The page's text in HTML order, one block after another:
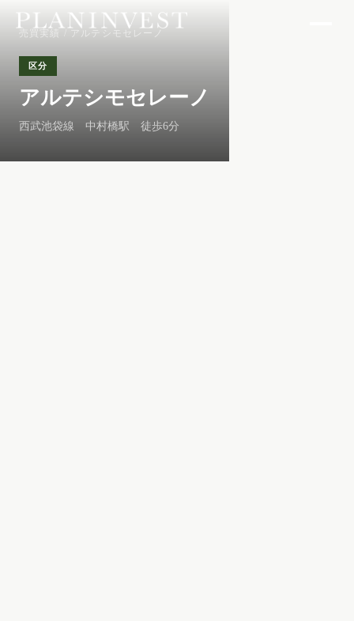
売買実績 / アルテシモセレーノ
区分
アルテシモセレーノ
西武池袋線 中村橋駅 徒歩6分